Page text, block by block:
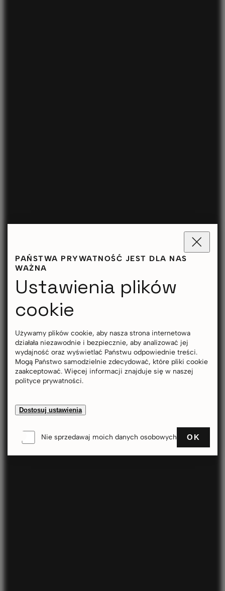
PAŃSTWA PRYWATNOŚĆ JEST DLA NAS
WAŻNA
Ustawienia plików
cookie
Używamy plików cookie, aby nasza strona internetowa
działała niezawodnie i bezpiecznie, aby analizować jej
wydajność oraz wyświetlać Państwu odpowiednie treści.
Mogą Państwo samodzielnie zdecydować, które pliki cookie
zaakceptować. Więcej informacji znajduje się w naszej
polityce prywatności.
Dostosuj ustawienia
Nie sprzedawaj moich danych osobowych OK